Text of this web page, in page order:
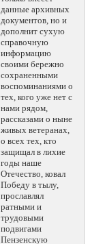
данные архивных
документов, но и
дополнит сухую
справочную
информацию
своими бережно
сохраненными
воспоминаниями о
тех, кого уже нет с
нами рядом,
рассказами о ныне
живых ветеранах,
о всех тех, кто
защищал в лихие
годы наше
Отечество, ковал
Победу в тылу,
прославлял
ратными и
трудовыми
подвигами
Пензенскую